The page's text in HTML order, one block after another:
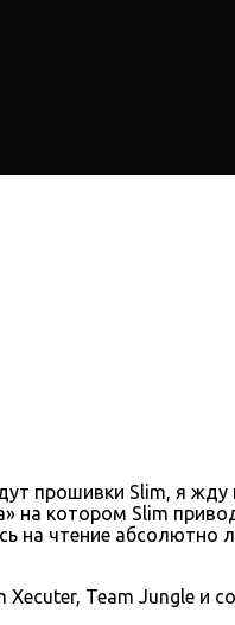
прошивки Slim, я
на котором Slim
на чтение абсолютно
Team Jungle и